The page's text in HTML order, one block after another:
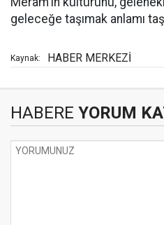
geleceğe taşımak anlamı
Kaynak: HABER MERKEZİ
HABERE YORUM